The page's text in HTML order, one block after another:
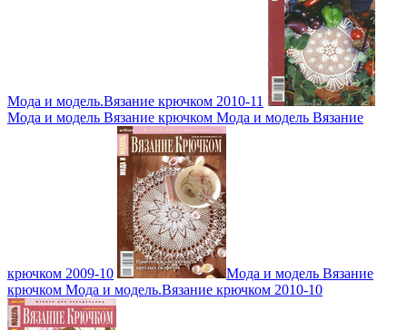
Мода и модель.Вязание крючком 2010-11
Мода и модель Вязание крючком Мода и модель Вязание
крючком 2009-10
Мода и модель Вязание
крючком Мода и модель.Вязание крючком 2010-10